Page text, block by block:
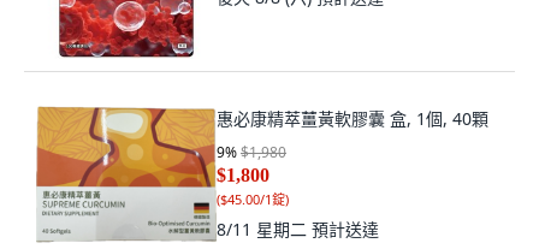
惠必康精萃薑黃軟膠囊 盒, 1個, 40顆
9%$1,980
$1,800
($45.00/1錠)
8/11 星期二 預計送達